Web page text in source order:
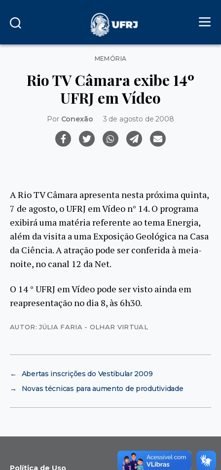
Categorias
MEMÓRIA
Rio TV Câmara exibe 14º
UFRJ em Vídeo
Por Conexão 3 de agosto de 2008
A Rio TV Câmara apresenta nesta próxima quinta,
7 de agosto, o UFRJ em Vídeo n° 14. O programa
exibirá uma matéria referente ao tema Energia,
além da visita a uma Exposição Geológica na Casa
da Ciência. A atração pode ser conferida à meia-
noite, no canal 12 da Net.
O 14 ° UFRJ em Vídeo pode ser visto ainda em
reapresentação no dia 8, às 6h30.
AUTOR: JÚLIA FARIA - OLHAR VIRTUAL
←
Abertas inscrições do Vestibular 2009
→
Novas técnicas para aumento de produtividade
Política de Uso